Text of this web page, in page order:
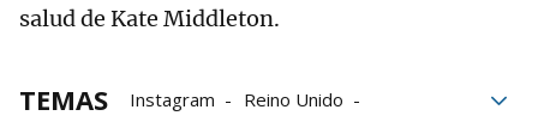
salud de Kate Middleton.
TEMAS Instagram
Reino Unido